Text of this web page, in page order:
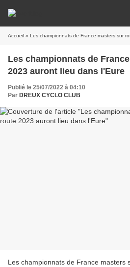
Accueil » Les championnats de France masters sur
Les championnats de
2023 auront lieu dans l'Eure
Publié le 25/07/2022 à 04:10
Par DREUX CYCLO CLUB
Les championnats de France masters